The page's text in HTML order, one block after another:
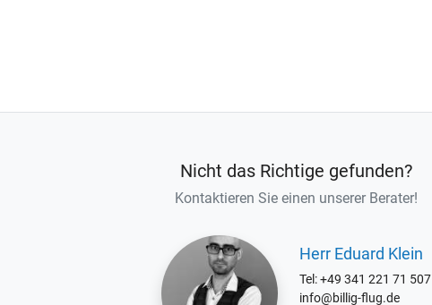
Nicht das Richtige gefunden?
Kontaktieren Sie einen unserer Berater!
Herr Eduard Klein
Tel: +49 341 221 71 507
info@billig-flug.de